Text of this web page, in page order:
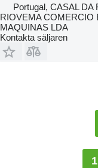
Portugal, CASAL DA
RIOVEMA COMERCIO
MAQUINAS LDA
Kontakta säljaren
1